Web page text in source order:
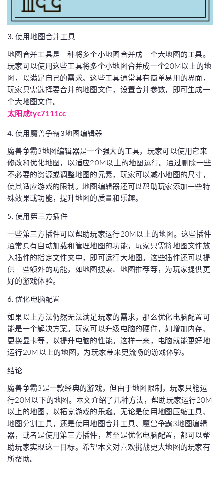
3. 使用地图合并工具
地图合并工具是一种将多个小地图合并成一个大地图的工具。
玩家可以使用这些工具将多个小地图合并成一个20M以上的地
图，以满足自己的需求。这些工具通常具有简单易用的界面，
玩家只需选择要合并的地图文件，设置合并参数，即可生成一
个大地图文件。
太阳成tyc7111cc
4. 使用魔兽争霸3地图编辑器
魔兽争霸3地图编辑器是一个强大的工具，玩家可以使用它来
修改和优化地图，以适应20M以上的地图运行。通过删除一些
不必要的资源或调整地图的元素，玩家可以减小地图的尺寸，
使其适应游戏的限制。地图编辑器还可以帮助玩家添加一些特
殊效果或功能，提升地图的质量和乐趣。
5. 使用第三方插件
一些第三方插件可以帮助玩家运行20M以上的地图。这些插件
通常具有自动加载和管理地图的功能，玩家只需将地图文件放
入插件的指定文件夹中，即可运行大地图。这些插件还可以提
供一些额外的功能，如地图搜索、地图推荐等，为玩家提供更
好的游戏体验。
6. 优化电脑配置
如果以上方法仍然无法满足玩家的需求，那么优化电脑配置可
能是一个解决方案。玩家可以升级电脑的硬件，如增加内存、
更换显卡等，以提升电脑的性能。这样一来，电脑就能更好地
运行20M以上的地图，为玩家带来更流畅的游戏体验。
结论
魔兽争霸3是一款经典的游戏，但由于地图限制，玩家只能运
行20M以下的地图。本文介绍了几种方法，帮助玩家运行20M
以上的地图，以拓宽游戏的乐趣。无论是使用地图压缩工具、
地图分割工具，还是使用地图合并工具、魔兽争霸3地图编辑
器，或者是使用第三方插件，甚至是优化电脑配置，都可以帮
助玩家实现这一目标。希望本文对喜欢挑战更大地图的玩家有
所帮助。